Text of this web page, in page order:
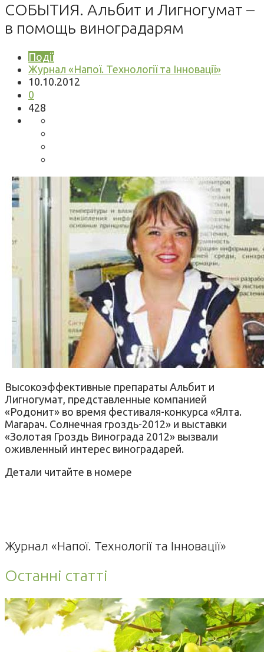
СОБЫТИЯ. Альбит и Лигногумат –
в помощь виноградарям
Події
Журнал «Напої. Технології та Інновації»
10.10.2012
0
428
Высокоэффективные препараты Альбит и
Лигногумат, представленные компанией
«Родонит» во время фестиваля-конкурса «Ялта.
Магарач. Солнечная гроздь-2012» и выставки
«Золотая Гроздь Винограда 2012» вызвали
оживленный интерес виноградарей.
Детали читайте в номере
Журнал «Напої. Технології та Інновації»
Останні статті